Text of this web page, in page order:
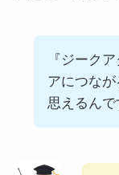
『ジーク
アにつな
思えるんで